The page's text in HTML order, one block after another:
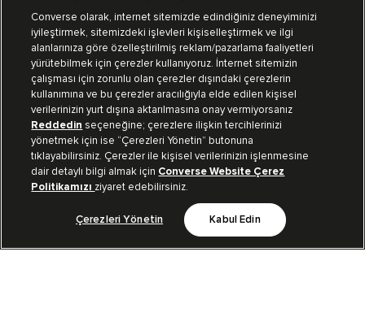
Mağazalarımız Sipariş Takibi
Müşteri İlişkileri
Koleksiyon
Kurumsal
Bizi Takip Et
Converse olarak, internet sitemizde edindiğiniz deneyiminizi
iyileştirmek, sitemizdeki işlevleri kişiselleştirmek ve ilgi
alanlarınıza göre özelleştirilmiş reklam/pazarlama faaliyetleri
yürütebilmek için çerezler kullanıyoruz. İnternet sitemizin
çalışması için zorunlu olan çerezler dışındaki çerezlerin
kullanımına ve bu çerezler aracılığıyla elde edilen kişisel
verilerinizin yurt dışına aktarılmasına onay vermiyorsanız
Reddedin seçeneğine; çerezlere ilişkin tercihlerinizi
yönetmek için ise “Çerezleri Yönetin” butonuna
tıklayabilirsiniz. Çerezler ile kişisel verilerinizin işlenmesine
dair detaylı bilgi almak için Converse Website Çerez
Politikamızı ziyaret edebilirsiniz.
Çerezleri Yönetin Kabul Edin